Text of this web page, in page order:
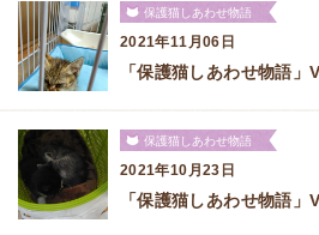
保護猫しあわせ物語
2021年11月06日
「保護猫しあわせ物語
保護猫しあわせ物語
2021年10月23日
「保護猫しあわせ物語